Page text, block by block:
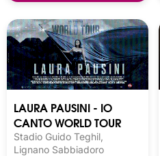
LAURA PAUSINI - IO
CANTO WORLD TOUR
Stadio Guido Teghil,
Lignano Sabbiadoro